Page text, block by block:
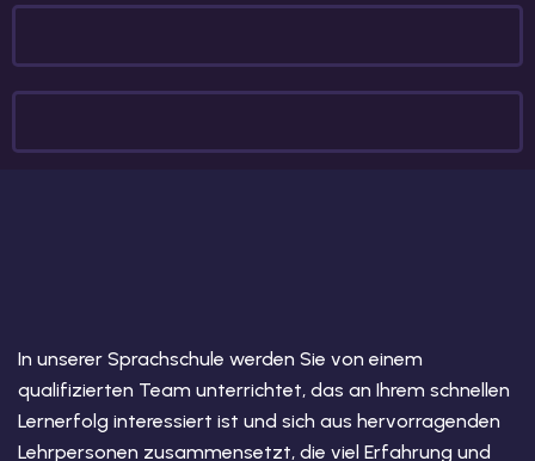
In unserer Sprachschule werden Sie von einem
qualifizierten Team unterrichtet, das an Ihrem schnellen
Lernerfolg interessiert ist und sich aus hervorragenden
Lehrpersonen zusammensetzt, die viel Erfahrung und